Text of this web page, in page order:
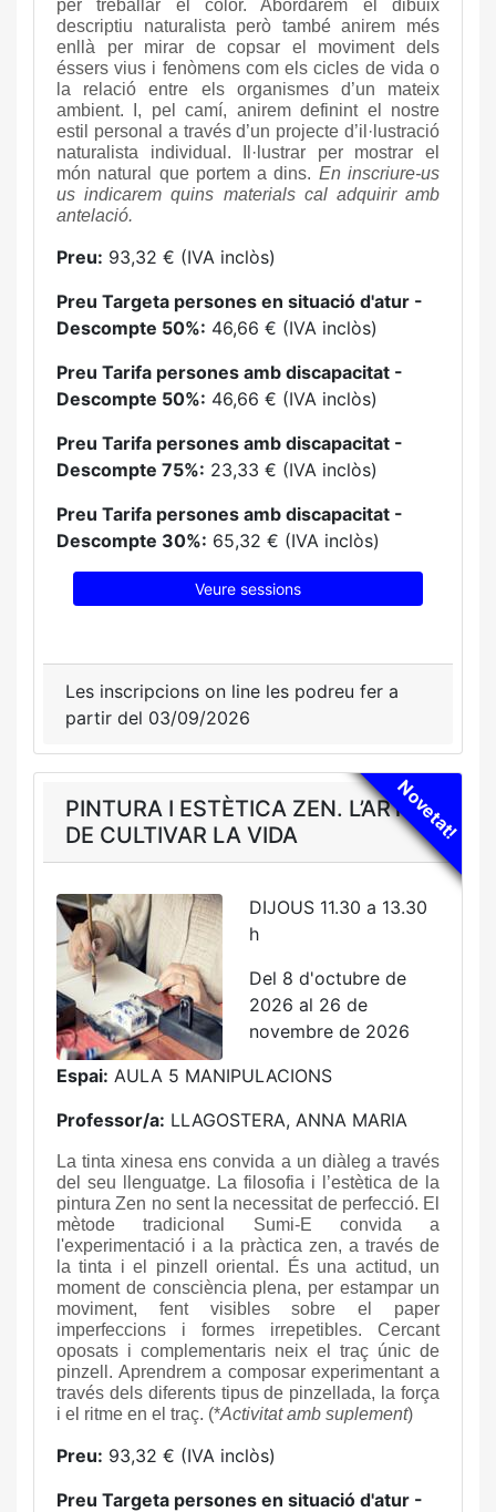
per treballar el color. Abordarem el dibuix
descriptiu naturalista però també anirem més
enllà per mirar de copsar el moviment dels
éssers vius i fenòmens com els cicles de vida o
la relació entre els organismes d’un mateix
ambient. I, pel camí, anirem definint el nostre
estil personal a través d’un projecte d’il·lustració
naturalista individual. Il·lustrar per mostrar el
món natural que portem a dins. En inscriure-us
us indicarem quins materials cal adquirir amb
antelació.
Preu: 93,32 € (IVA inclòs)
Preu Targeta persones en situació d'atur -
Descompte 50%: 46,66 € (IVA inclòs)
Preu Tarifa persones amb discapacitat -
Descompte 50%: 46,66 € (IVA inclòs)
Preu Tarifa persones amb discapacitat -
Descompte 75%: 23,33 € (IVA inclòs)
Preu Tarifa persones amb discapacitat -
Descompte 30%: 65,32 € (IVA inclòs)
Veure sessions
Les inscripcions on line les podreu fer a
partir del 03/09/2026
Novetat!
PINTURA I ESTÈTICA ZEN. L’ART
DE CULTIVAR LA VIDA
DIJOUS 11.30 a 13.30
h
Del 8 d'octubre de
2026 al 26 de
novembre de 2026
Espai: AULA 5 MANIPULACIONS
Professor/a: LLAGOSTERA, ANNA MARIA
La tinta xinesa ens convida a un diàleg a través
del seu llenguatge. La filosofia i l’estètica de la
pintura Zen no sent la necessitat de perfecció. El
mètode tradicional Sumi-E convida a
l'experimentació i a la pràctica zen, a través de
la tinta i el pinzell oriental. És una actitud, un
moment de consciència plena, per estampar un
moviment, fent visibles sobre el paper
imperfeccions i formes irrepetibles. Cercant
oposats i complementaris neix el traç únic de
pinzell. Aprendrem a composar experimentant a
través dels diferents tipus de pinzellada, la força
i el ritme en el traç. (*Activitat amb suplement)
Preu: 93,32 € (IVA inclòs)
Preu Targeta persones en situació d'atur -